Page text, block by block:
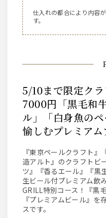
仕入れの都合により内容
す。
5/10まで限定クラフトビール飲放2H付
7000円「黒毛和
ル」「白身魚の
愉しむプレミアム
『東京ペールクラフト
造アルト』のクラフトビ
ツ』『香るエール』『黒
生ビール付プレミアム飲
GRILL特別コース！『黒
『プレミアムビール』を
スです。